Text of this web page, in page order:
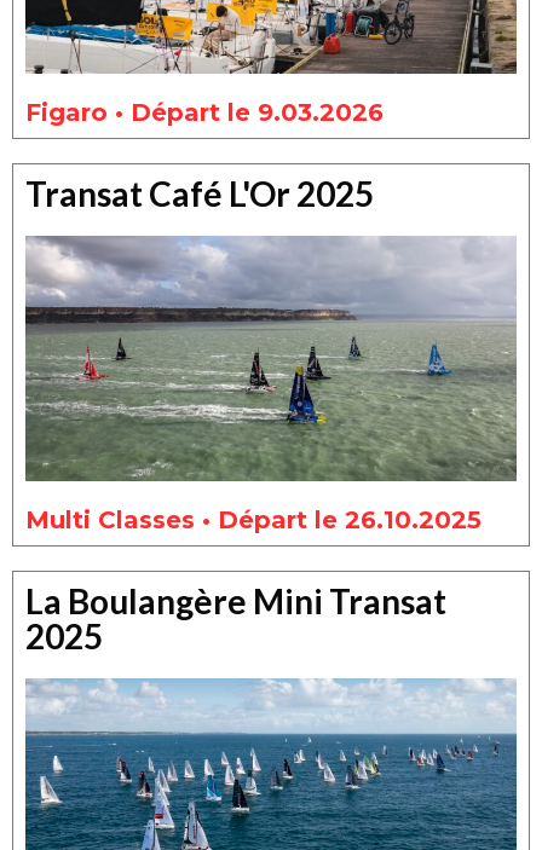
Figaro • Départ le 9.03.2026
Transat Café L'Or 2025
Multi Classes • Départ le 26.10.2025
La Boulangère Mini Transat
2025